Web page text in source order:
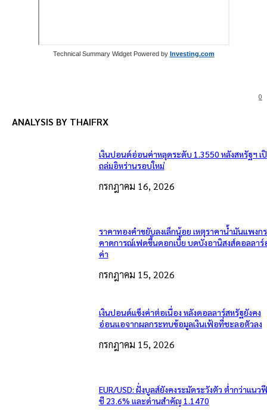
Technical Summary Widget Powered by Investing.com
0
ANALYSIS BY THAIFRX
เงินปอนด์อ่อนค่าหลุดระดับ 1.3550 หลังสหรัฐฯ เ
ถล่มอิหร่านรอบใหม่
กรกฎาคม 16, 2026
ราคาทองคำขยับลงเล็กน้อย เหตุราคาน้ำมันแพงก
คาดการณ์เฟดขึ้นดอกเบี้ย บดบังอานิสงส์ดอลลา
ค่า
กรกฎาคม 15, 2026
เงินปอนด์แข็งค่าต่อเนื่อง หลังดอลลาร์สหรัฐยังคง
อ่อนแอจากผลกระทบข้อมูลเงินเฟ้อที่ชะลอตัวลง
กรกฎาคม 15, 2026
EUR/USD: ฝั่งบูลส์ยังคงระมัดระวังตัว ต่ำกว่าแนว
ชี 23.6% และด่านสำคัญ 1.1470